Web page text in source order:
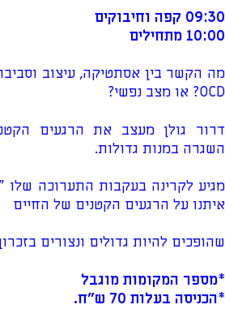
09:30 קפה וחיבוקים
10:00 מתחילים
מה הקשר בין אסתטיקה, עיצוב
OCD? או מצב נפשי?
דרור גולן מעצב את הרגעים
השגרה במנות גדולות.
מגיע לקרינה בעקבות התערוכה
איתנו על הרגעים הקטנים של החיים
שהופכים להיות גדולים ונצורים
*מספר המקומות מוגבל
*הכניסה בעלות 70 ש"ח.